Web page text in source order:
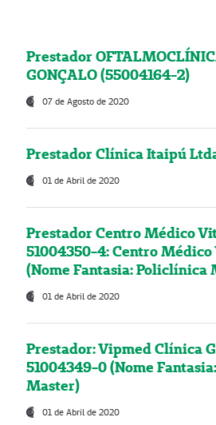
Prestador
GONÇALO (55004164-2)
07 de Agosto de 2020
Prestador Clínica Itaipú
01 de Abril de 2020
Prestador Centro Médico
51004350-4: Centro
(Nome Fantasia: Policlínica
01 de Abril de 2020
Prestador: Vipmed Clínica
51004349-0 (Nome
Master)
01 de Abril de 2020